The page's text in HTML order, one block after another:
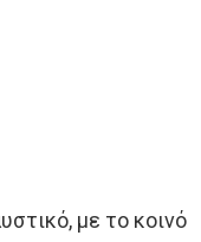
με το κοινό